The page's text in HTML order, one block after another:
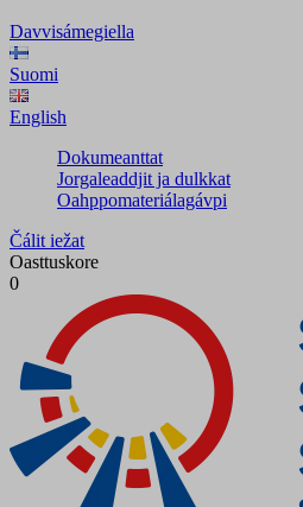
Davvisámegiella
Suomi
English
Dokumeanttat
Jorgaleaddjit ja dulkkat
Oahppomateriálagávpi
Čálit iežat
Oasttuskore
0